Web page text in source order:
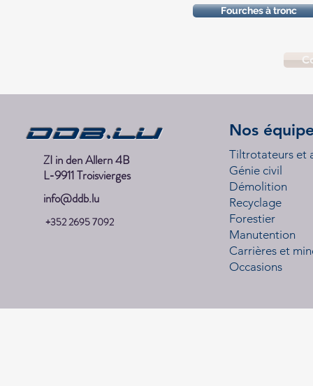
Fourches à tronc
DDB.lu
ZI in den Allern 4B
L-9911 Troisvierges
info@ddb.lu
+352 2695 7092
Nos
Tiltrotateurs et
Génie civil
Démolition
Recyclage
Forestier
Manutention
Carrières et
Occasions